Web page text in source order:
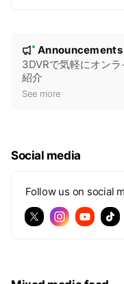
New
Announcements
3DVRで気軽にオン
紹介
See more
Social media
Follow us on social